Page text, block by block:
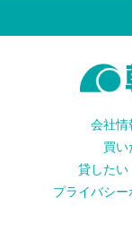
会社情
買い
貸したい
プライバシー